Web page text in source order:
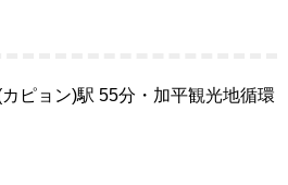
ピョン)駅 55分・加平観光地循環